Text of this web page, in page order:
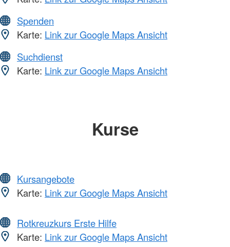
Spenden
Karte: Link zur Google Maps Ansicht
Suchdienst
Karte: Link zur Google Maps Ansicht
Kurse
Kursangebote
Karte: Link zur Google Maps Ansicht
Rotkreuzkurs Erste Hilfe
Karte: Link zur Google Maps Ansicht